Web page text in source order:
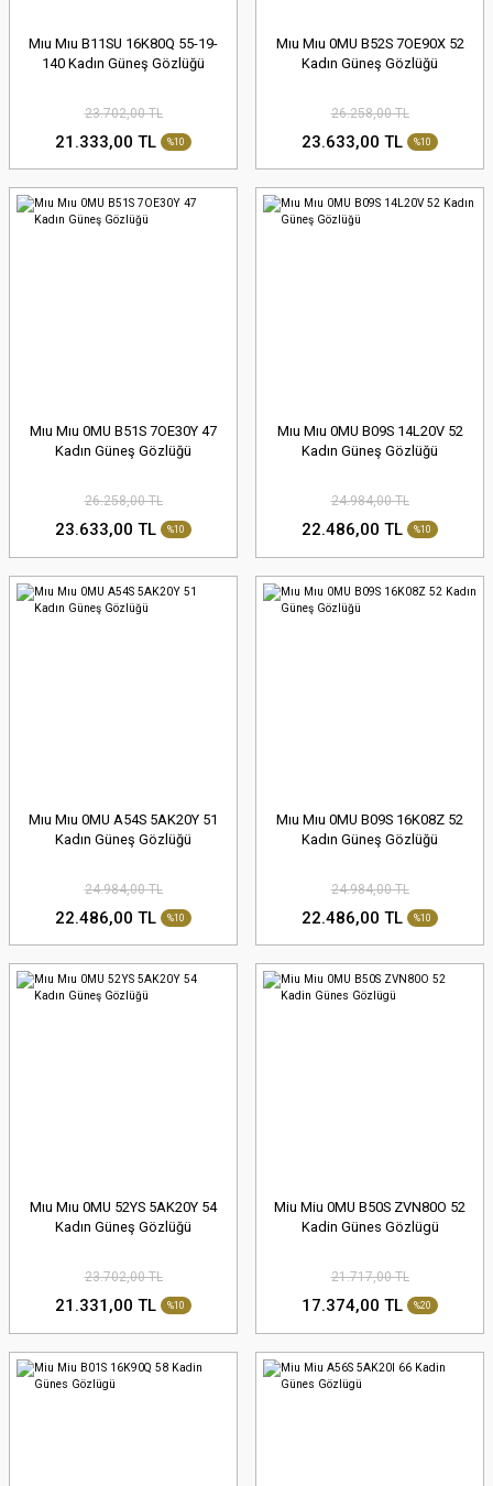
Mıu Mıu B11SU 16K80Q 55-19-
140 Kadın Güneş Gözlüğü
23.702,00 TL
21.333,00 TL %10
Mıu Mıu 0MU B52S 7OE90X 52
Kadın Güneş Gözlüğü
26.258,00 TL
23.633,00 TL %10
Mıu Mıu 0MU B51S 7OE30Y 47
Kadın Güneş Gözlüğü
26.258,00 TL
23.633,00 TL %10
Mıu Mıu 0MU B09S 14L20V 52
Kadın Güneş Gözlüğü
24.984,00 TL
22.486,00 TL %10
Mıu Mıu 0MU A54S 5AK20Y 51
Kadın Güneş Gözlüğü
24.984,00 TL
22.486,00 TL %10
Mıu Mıu 0MU B09S 16K08Z 52
Kadın Güneş Gözlüğü
24.984,00 TL
22.486,00 TL %10
Mıu Mıu 0MU 52YS 5AK20Y 54
Kadın Güneş Gözlüğü
23.702,00 TL
21.331,00 TL %10
Miu Miu 0MU B50S ZVN80O 52
Kadin Günes Gözlügü
21.717,00 TL
17.374,00 TL %20